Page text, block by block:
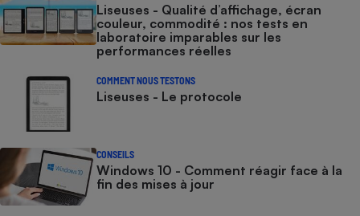
Liseuses - Qualité d’affichage, écran
couleur, commodité : nos tests en
laboratoire imparables sur les
performances réelles
COMMENT NOUS TESTONS
Liseuses - Le protocole
CONSEILS
Windows 10 - Comment réagir face à la
fin des mises à jour